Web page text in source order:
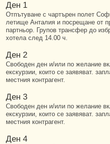
Ден 1
Отпътуване с чартърен полет
летище Анталия и посрещане от
партньор. Групов трансфер до
хотела след 14.00 ч.
Ден 2
Свободен ден и/или по желание
екскурзии, които се заявяват.
местния контрагент.
Ден 3
Свободен ден и/или по желание
екскурзии, които се заявяват.
местния контрагент.
Ден 4